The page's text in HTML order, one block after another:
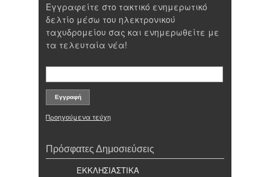
Εγγραφείτε στο τακτικό ενημερωτικό
δελτίο μέσω του ηλεκτρονικού
ταχυδρομείου σας και ενημερωθείτε με
τα τελευταία νέα!
Προηγούμενα τεύχη
Πρόσφατες Δημοσιεύσεις
ΕΚΚΛΗΣΙΑΣΤΙΚΑ